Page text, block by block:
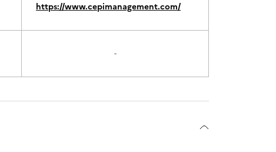
https://www.cepimanagement.com/
-